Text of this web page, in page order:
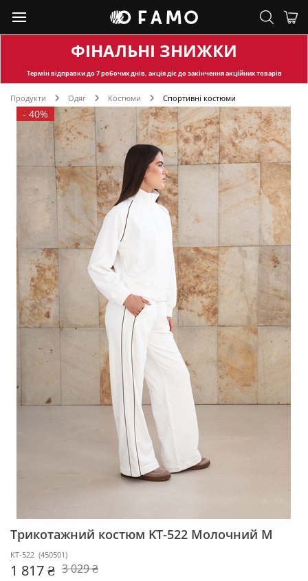
ФІНАЛЬНІ ЗНИЖКИ
Термін відправкидо 7 робочих днів, акція діє до закінчення акційних товарів
Продукти Одяг Костюми Спортивні костюми
- 40%
Трикотажний костюм KT-522 Молочний M
KT-522 (450501)
1 817 ₴ 3 029 ₴